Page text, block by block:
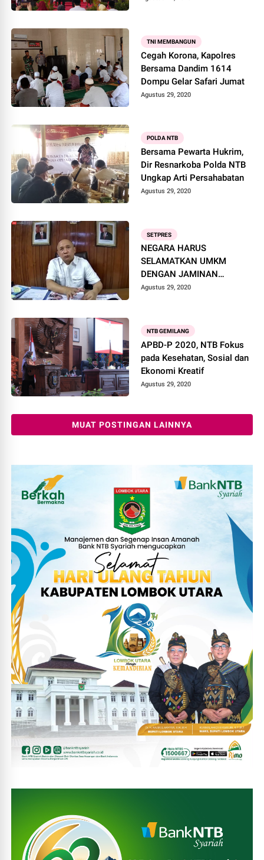
TNI MEMBANGUN
Cegah Korona, Kapolres
Bersama Dandim 1614
Dompu Gelar Safari Jumat
Agustus 29, 2020
POLDA NTB
Bersama Pewarta Hukrim,
Dir Resnarkoba Polda NTB
Ungkap Arti Persahabatan
Agustus 29, 2020
SETPRES
NEGARA HARUS
SELAMATKAN UMKM
DENGAN JAMINAN
MICROFINANCING YANG
Agustus 29, 2020
NTB GEMILANG
APBD-P 2020, NTB Fokus
pada Kesehatan, Sosial dan
Ekonomi Kreatif
Agustus 29, 2020
MUAT POSTINGAN LAINNYA